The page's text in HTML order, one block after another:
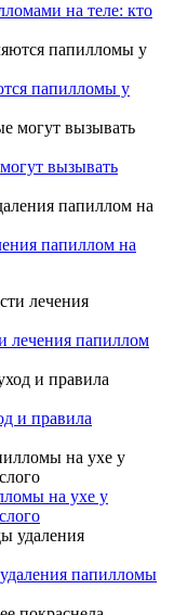
на теле: кто
папилломы у
вызывать
папиллом на
лечения папиллом
и правила
на ухе у
папилломы